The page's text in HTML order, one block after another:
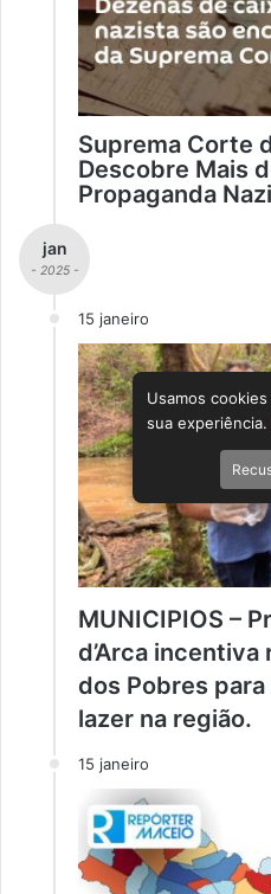
Suprema Corte
Descobre Mais
Propaganda
jan
- 2025 -
15 janeiro
MUNICIPIOS –
d’Arca
dos Pobres
lazer na região.
15 janeiro
Usamos
sua experiência.